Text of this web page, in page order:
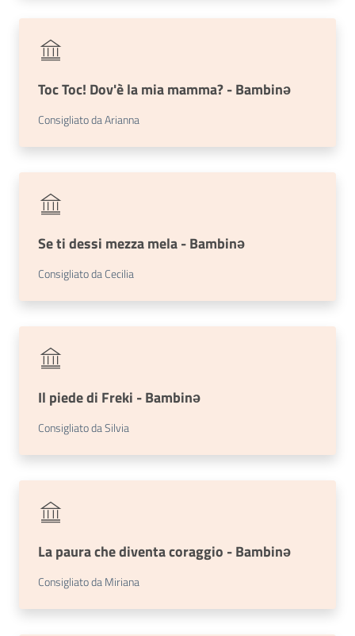
Toc Toc! Dov'è la mia mamma? - Bambinǝ
Consigliato da Arianna
Se ti dessi mezza mela - Bambinə
Consigliato da Cecilia
Il piede di Freki - Bambinǝ
Consigliato da Silvia
La paura che diventa coraggio - Bambinǝ
Consigliato da Miriana